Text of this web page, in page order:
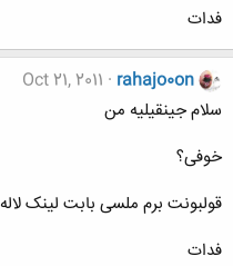
فدات
rahajo0on
Oct 21, 2011
سلام جینقیلیه من
خوفی؟
قولبونت برم ملسی بابت لینک لاله
فدات